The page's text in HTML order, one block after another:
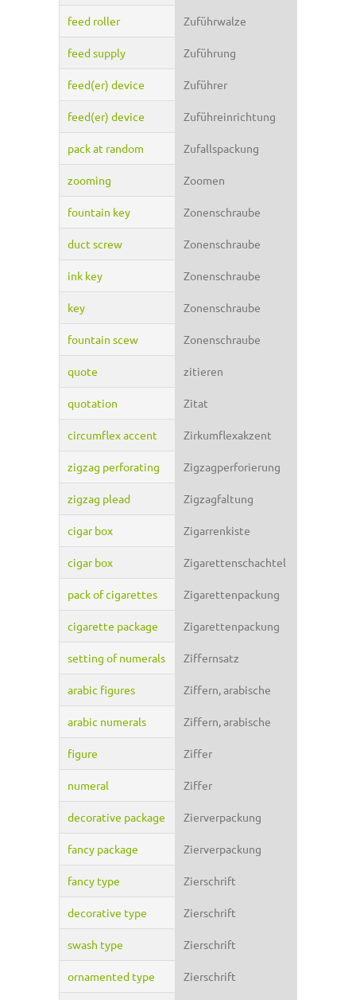
feed roller Zuführwalze
feed supply Zuführung
feed(er) device Zuführer
feed(er) device Zuführeinrichtung
pack at random Zufallspackung
zooming Zoomen
fountain key Zonenschraube
duct screw Zonenschraube
ink key Zonenschraube
key Zonenschraube
fountain scew Zonenschraube
quote zitieren
quotation Zitat
circumflex accent Zirkumflexakzent
zigzag perforating Zigzagperforierung
zigzag plead Zigzagfaltung
cigar box Zigarrenkiste
cigar box Zigarettenschachtel
pack of cigarettes Zigarettenpackung
cigarette package Zigarettenpackung
setting of numerals Ziffernsatz
arabic figures Ziffern, arabische
arabic numerals Ziffern, arabische
figure Ziffer
numeral Ziffer
decorative package Zierverpackung
fancy package Zierverpackung
fancy type Zierschrift
decorative type Zierschrift
swash type Zierschrift
ornamented type Zierschrift